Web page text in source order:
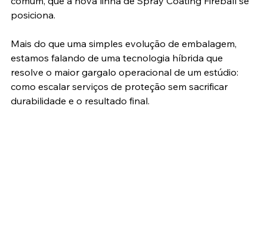
posiciona.
Mais do que uma simples evolução de embalagem,
estamos falando de uma tecnologia híbrida que
resolve o maior gargalo operacional de um estúdio:
como escalar serviços de proteção sem sacrificar
durabilidade e o resultado final.